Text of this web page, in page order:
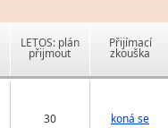
LETOS: plán
přijmout
Přijímací
zkouška
30 koná se